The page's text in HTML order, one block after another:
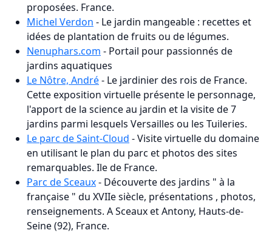
proposées. France.
Michel Verdon - Le jardin mangeable : recettes et
idées de plantation de fruits ou de légumes.
Nenuphars.com - Portail pour passionnés de
jardins aquatiques
Le Nôtre, André- Le jardinier des rois de France.
Cette exposition virtuelle présente le personnage,
l'apport de la science au jardin et la visite de 7
jardins parmi lesquels Versailles ou les Tuileries.
Le parc de Saint-Cloud - Visite virtuelle du domaine
en utilisant le plan du parc et photos des sites
remarquables. Ile de France.
Parc de Sceaux- Découverte des jardins " à la
française " du XVIIe siècle, présentations , photos,
renseignements. A Sceaux et Antony, Hauts-de-
Seine (92), France.